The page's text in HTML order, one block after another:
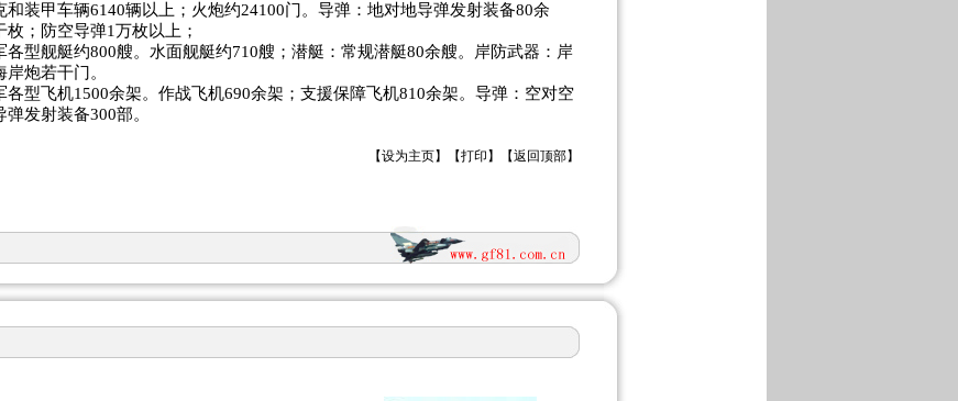
和装甲车辆6140辆以上；火炮约24100门。导弹：地对地导弹发射装备80余
；防空导弹1万枚以上；
各型舰艇约800艘。水面舰艇约710艘；潜艇：常规潜艇80余艘。岸防武器：岸
炮若干门。
各型飞机1500余架。作战飞机690余架；支援保障飞机810余架。导弹：空对空
发射装备300部。
【设为主页】【打印 】【返回顶部】